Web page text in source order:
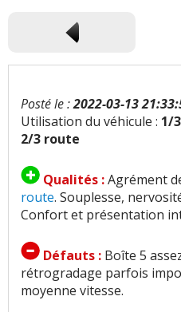
Posté le :2022-03-13
Utilisation du véhicule : 1/
2/3 route
Qualités :Agrément
route. Souplesse,
Confort et présentation
Défauts : Boîte 5
rétrogradage parfois
moyenne vitesse.